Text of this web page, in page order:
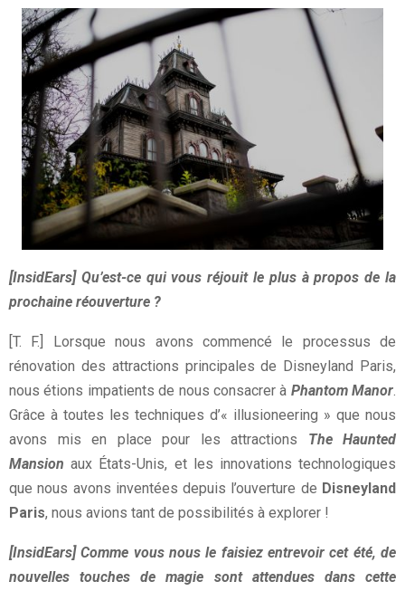
[InsidEars] Qu’est-ce qui vous réjouit le plus à propos de la
prochaine réouverture ?
[T. F.] Lorsque nous avons commencé le processus de
rénovation des attractions principales de Disneyland Paris,
nous étions impatients de nous consacrer à Phantom Manor.
Grâce à toutes les techniques d’« illusioneering » que nous
avons mis en place pour les attractions The Haunted
Mansion aux États-Unis, et les innovations technologiques
que nous avons inventées depuis l’ouverture de Disneyland
Paris, nous avions tant de possibilités à explorer !
[InsidEars] Comme vous nous le faisiez entrevoir cet été, de
nouvelles touches de magie sont attendues dans cette